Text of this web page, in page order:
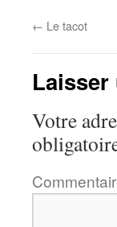
← Le tacot
Votre